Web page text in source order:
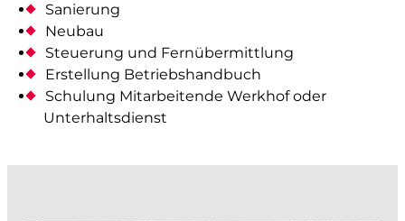
prüfen und kontrollieren
Baurecht
Zivilschutz
Sanierung
Neubau
Steuerung und Fernübermittlung
Erstellung Betriebshandbuch
Schulung Mitarbeitende Werkhof oder
Unterhaltsdienst